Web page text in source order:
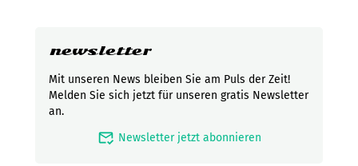
newsletter
Mit unseren News bleiben Sie am Puls der Zeit!
Melden Sie sich jetzt für unseren gratis Newsletter
an.
mark_email_read Newsletter jetzt abonnieren